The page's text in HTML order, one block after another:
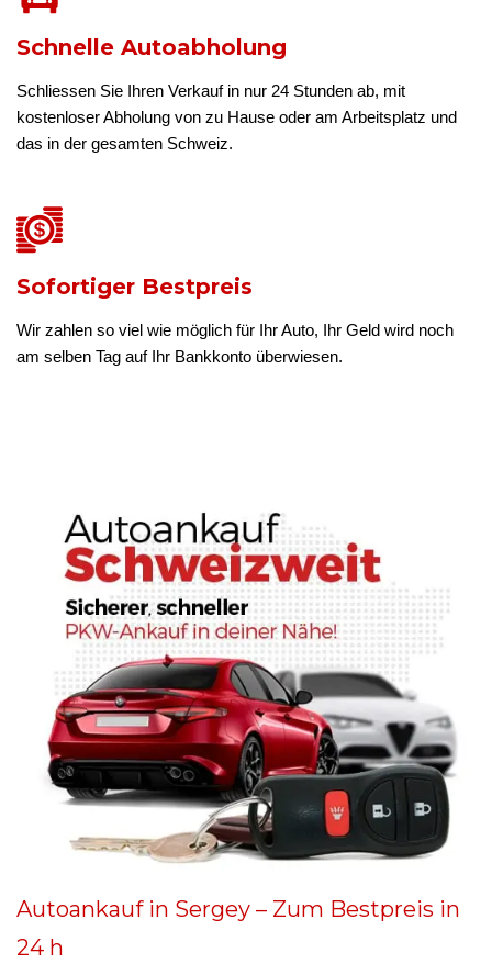
Schnelle Autoabholung
Schliessen Sie Ihren Verkauf in nur 24 Stunden ab, mit
kostenloser Abholung von zu Hause oder am Arbeitsplatz und
das in der gesamten Schweiz.
Sofortiger Bestpreis
Wir zahlen so viel wie möglich für Ihr Auto, Ihr Geld wird noch
am selben Tag auf Ihr Bankkonto überwiesen.
Autoankauf in Sergey – Zum Bestpreis in
24 h